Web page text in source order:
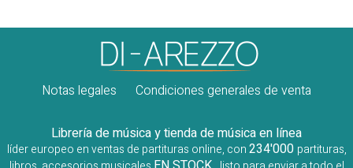
Notas legales Condiciones generales de venta
Librería de música y tienda de música en línea
líder europeo en ventas de partituras online, con234'000 partituras,